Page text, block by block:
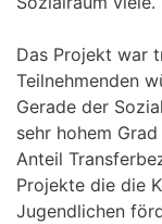
Das Projekt war
Teilnehmenden
Gerade der
sehr hohem
Anteil
Projekte die die
Jugendlichen